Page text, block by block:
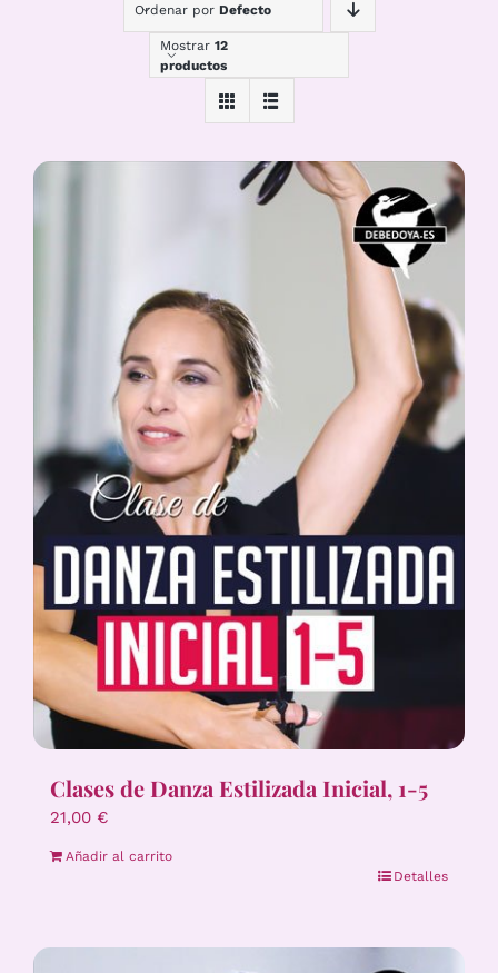
Ordenar por Defecto
Mostrar 12
productos
Clases de Danza Estilizada Inicial, 1-5
21,00 €
Añadir al carrito
Detalles